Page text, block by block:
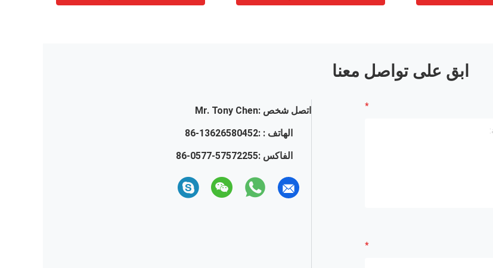
ابق على تواصل معنا
اتصل شخص :Mr. Tony Chen
الهاتف : :86-13626580452
الفاكس :86-0577-57572255